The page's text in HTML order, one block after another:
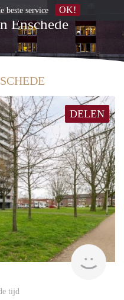
Enschede
DELEN
tijd
beste service OK!